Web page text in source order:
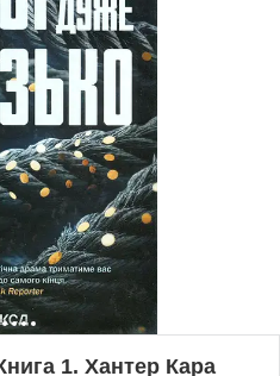
1. Хантер Кара